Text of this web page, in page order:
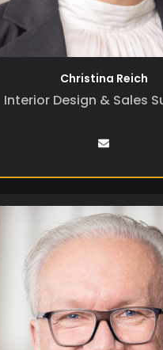
Christina Reich
Interior Design & Sales